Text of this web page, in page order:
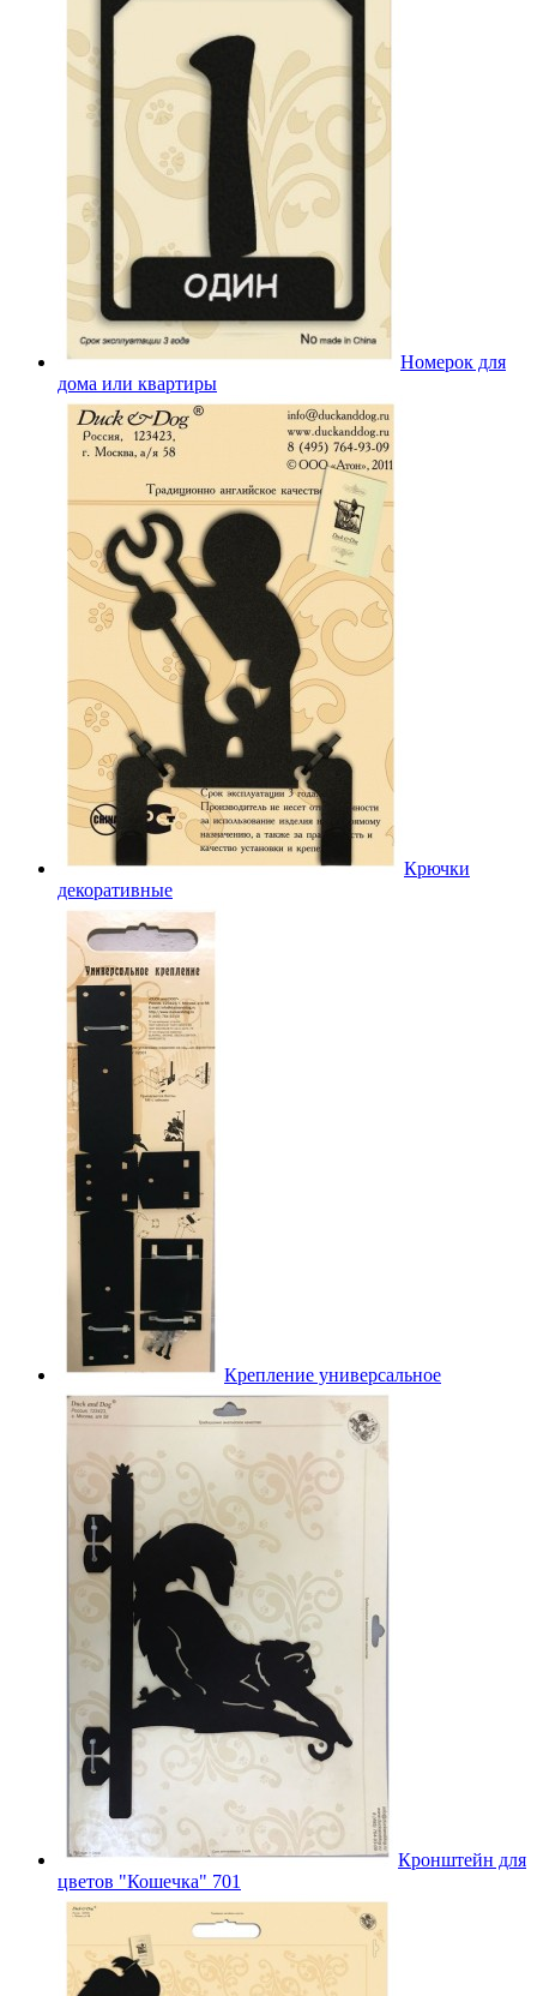
Номерок для
дома или квартиры
Крючки
декоративные
Крепление универсальное
Кронштейн для
цветов "Кошечка" 701